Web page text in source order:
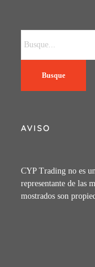
Busque
AVISO
CYP Trading no es
representante de las
mostrados son